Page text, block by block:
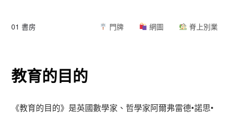
01 書房 門牌 網圖 脊上別業
教育的目的
《教育的目的》是英國數學家、哲學家阿爾弗雷德•諾思•